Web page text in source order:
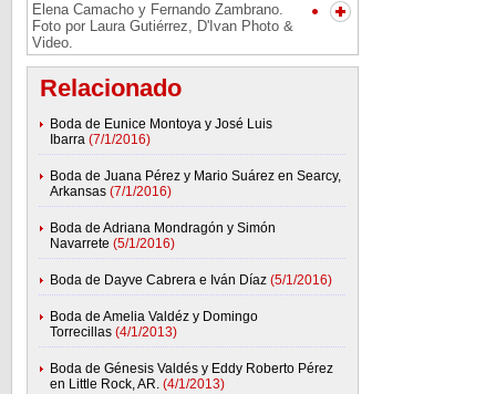
Elena Camacho y Fernando Zambrano.
Foto por Laura Gutiérrez, D'Ivan Photo &
Video.
Relacionado
Boda de Eunice Montoya y José Luis
Ibarra (7/1/2016)
Boda de Juana Pérez y Mario Suárez en Searcy,
Arkansas (7/1/2016)
Boda de Adriana Mondragón y Simón
Navarrete (5/1/2016)
Boda de Dayve Cabrera e Iván Díaz (5/1/2016)
Boda de Amelia Valdéz y Domingo
Torrecillas (4/1/2013)
Boda de Génesis Valdés y Eddy Roberto Pérez
en Little Rock, AR. (4/1/2013)